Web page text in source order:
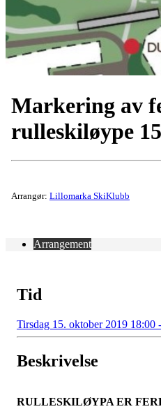
Markering av
rulleskiløype
Arrangør: Lillomarka SkiKlubb
Arrangement
Tid
Tirsdag 15. oktober 2019 18:00
Beskrivelse
RULLESKILØYPA ER